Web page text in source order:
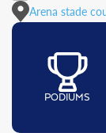
Arena stade
PODIUMS